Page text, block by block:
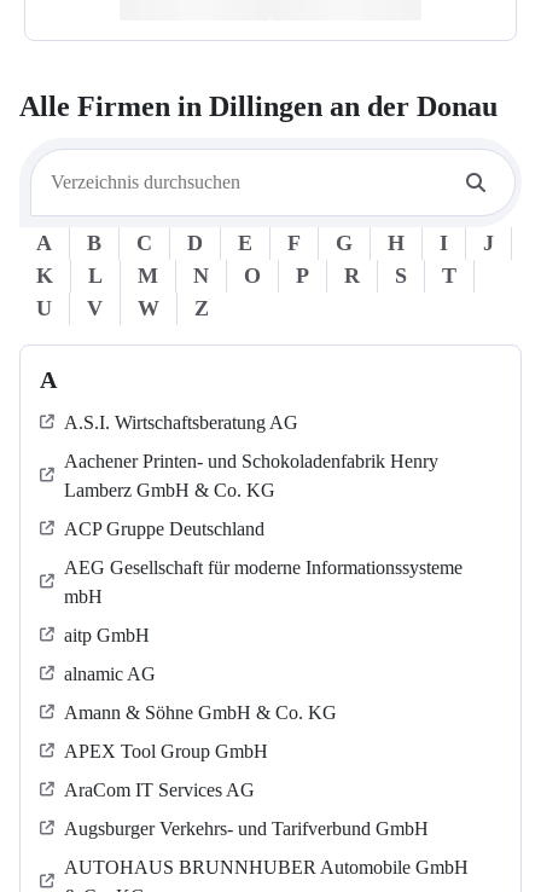
Alle Firmen in Dillingen an der Donau
A B C D E F G H I
J
K
L M N O P R S
T
U
V W Z
A
A.S.I. Wirtschaftsberatung AG
Aachener Printen- und Schokoladenfabrik Henry
Lamberz GmbH & Co. KG
ACP Gruppe Deutschland
AEG Gesellschaft für moderne Informationssysteme
mbH
aitp GmbH
alnamic AG
Amann & Söhne GmbH & Co. KG
APEX Tool Group GmbH
AraCom IT Services AG
Augsburger Verkehrs- und Tarifverbund GmbH
AUTOHAUS BRUNNHUBER Automobile GmbH